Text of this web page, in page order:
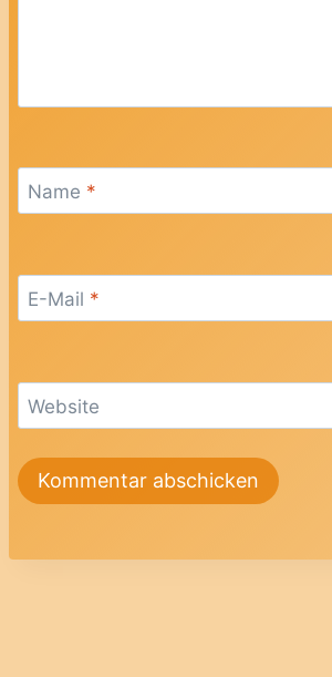
Name *
E-Mail *
Website